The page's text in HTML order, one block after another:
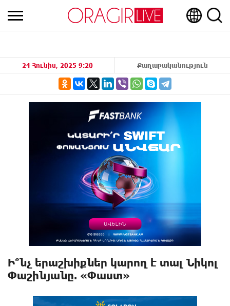
24 Հունիս, 2025 9:20 Քաղաքականություն
Ի՞նչ երաշխիքներ կարող է տալ Նիկոլ
Փաշինյանը. «Փաստ»